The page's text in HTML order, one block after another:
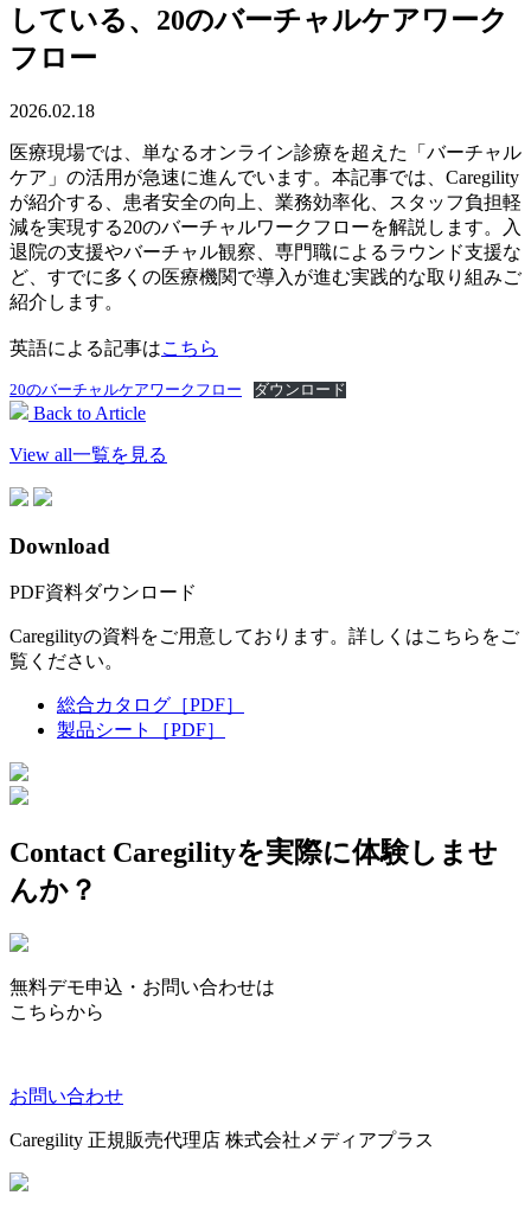
している、20のバーチャルケアワーク
フロー
2026.02.18
医療現場では、単なるオンライン診療を超えた「バーチャル
ケア」の活用が急速に進んでいます。本記事では、Caregility
が紹介する、患者安全の向上、業務効率化、スタッフ負担軽
減を実現する20のバーチャルワークフローを解説します。入
退院の支援やバーチャル観察、専門職によるラウンド支援な
ど、すでに多くの医療機関で導入が進む実践的な取り組みご
紹介します。
英語による記事はこちら
20のバーチャルケアワークフロー ダウンロード
Back to Article
View all一覧を見る
Download
PDF資料ダウンロード
Caregilityの資料をご用意しております。詳しくはこちらをご
覧ください。
総合カタログ ［PDF］
製品シート
［PDF］
Contact Caregilityを実際に体験しませ
んか？
無料デモ申込・お問い合わせは
こちらから
お問い合わせ
Caregility 正規販売代理店 株式会社メディアプラス